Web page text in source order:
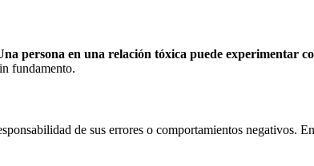
persona en una relación tóxica puede experimentar
fundamento.
de sus errores o comportamientos negativos.